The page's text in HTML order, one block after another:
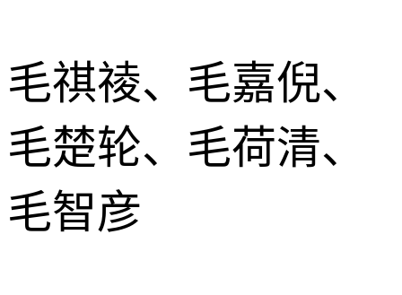
毛祺祾、毛嘉倪、
毛楚轮、毛荷清、
毛智彦